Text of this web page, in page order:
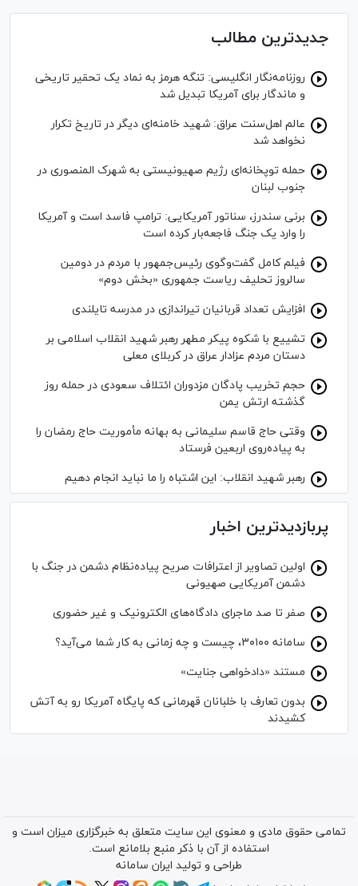
جدیدترین مطالب
روزنامه‌نگار انگلیسی: تنگه هرمز به نماد یک تحقیر تاریخی
و ماندگار برای آمریکا تبدیل شد
عالم اهل‌سنت عراق: شهید خامنه‌ای دیگر در تاریخ تکرار
نخواهد شد
حمله توپخانه‌ای رژیم صهیونیستی به شهرک المنصوری در
جنوب لبنان
برنی سندرز، سناتور آمریکایی: ترامپ فاسد است و آمریکا
را وارد یک جنگ فاجعه‌بار کرده است
فیلم کامل گفت‌وگوی رئیس‌جمهور با مردم در دومین
سالروز تحلیف ریاست جمهوری «بخش دوم»
افزایش تعداد قربانیان تیراندازی در مدرسه تایلندی
تشییع با شکوه پیکر مطهر رهبر شهید انقلاب اسلامی بر
دستان مردم عزادار عراق در کربلای معلی
حجم تخریب پادگان مزدوران ائتلاف سعودی در حمله روز
گذشته ارتش یمن
وقتی حاج قاسم سلیمانی به بهانه مأموریت حاج رمضان را
به پیاده‌روی اربعین فرستاد
رهبر شهید انقلاب: این اشتباه را ما نباید انجام دهیم
پربازدیدترین اخبار
اولین تصاویر از اعترافات صریح پیاده‌نظام‌ دشمن در جنگ با
دشمن آمریکایی صهیونی
صفر تا صد ماجرای دادگاه‌های الکترونیک و غیر حضوری
سامانه ۳۰۱۰۰، چیست و چه زمانی به کار شما می‌آید؟
مستند «دادخواهی جنایت»
بدون تعارف با خلبانان قهرمانی که پایگاه آمریکا رو به آتش
کشیدند
تمامی حقوق مادی و معنوی این سایت متعلق به خبرگزاری میزان است و
استفاده از آن با ذکر منبع بلامانع است.
طراحی و تولید ایران سامانه